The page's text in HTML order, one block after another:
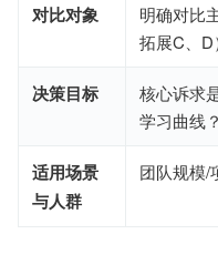
对比对象
明确对比
拓展C、D
决策目标
核心诉求
学习曲线？
适用场景
与人群
团队规模/